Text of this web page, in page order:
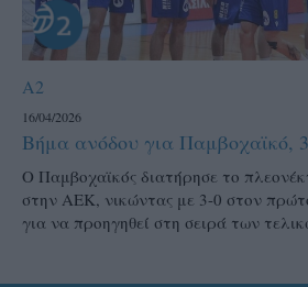
A2
16/04/2026
Βήμα ανόδου για Παμβοχαϊκό,
Ο Παμβοχαϊκός διατήρησε το
στην ΑΕΚ, νικώντας με 3-0 στον
για να προηγηθεί στη σειρά των